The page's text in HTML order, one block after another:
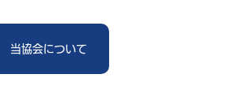
当協会について